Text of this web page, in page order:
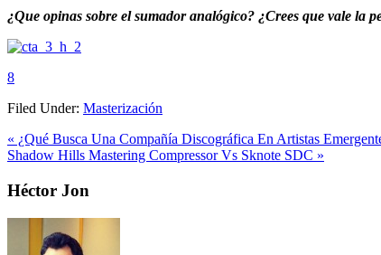
¿Que opinas sobre el sumador analógico? ¿Crees que vale
8
Filed Under: Masterización
Previous
Post:
« ¿Qué Busca Una Compañía Discográfica En Artistas
Next
Shadow Hills Mastering Compressor Vs Sknote SDC »
Primary
Sidebar
Héctor Jon